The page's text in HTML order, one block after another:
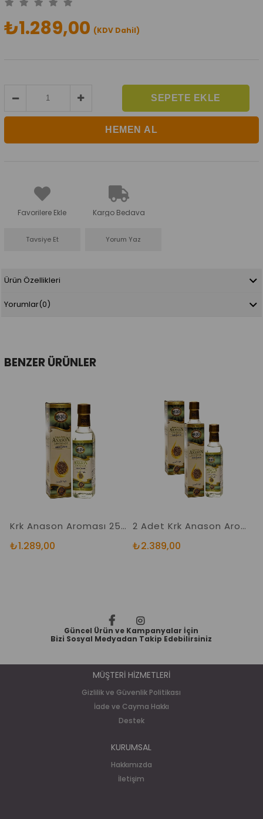
₺1.289,00 (KDV Dahil)
Favorilere Ekle Kargo Bedava
Tavsiye Et Yorum Yaz
Ürün Özellikleri
Yorumlar(0)
BENZER ÜRÜNLER
Krk Anason Aroması 250 cc Doğayla Özdeş Anason Aroması Cam Şişe
₺1.289,00
2 Adet Krk Anason Aroması 250 cc Orijinal Ürün Doğayla Özdeş Anason Yağı (Aroması)
₺2.389,00
Güncel Ürün ve Kampanyalar İçin
Bizi Sosyal Medyadan Takip Edebilirsiniz
MÜŞTERİ HİZMETLERİ
Gizlilik ve Güvenlik Politikası
İade ve Cayma Hakkı
Destek
KURUMSAL
Hakkımızda
İletişim